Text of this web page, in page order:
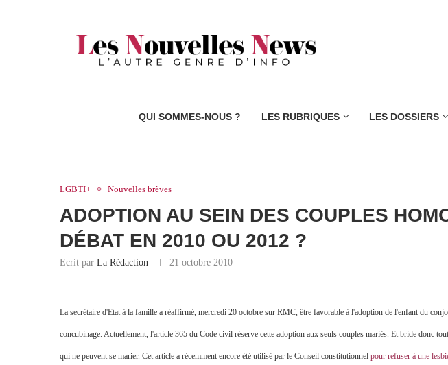
QUI SOMMES-NOUS ? LES RUBRIQUES LES DOSSIERS
LGBTI+ Nouvelles brèves
ADOPTION AU SEIN DES COUPLES
DÉBAT EN 2010 OU 2012 ?
Ecrit par La Rédaction 21 octobre 2010
La secrétaire d'Etat à la famille a réaffirmé, mercredi 20 octobre sur RMC, être favorable à l'adoption de l'enfant du
concubinage. Actuellement, l'article 365 du Code civil réserve cette adoption aux seuls couples mariés. Et bride donc
qui ne peuvent se marier. Cet article a récemment encore été utilisé par le Conseil constitutionnel pour refuser à une